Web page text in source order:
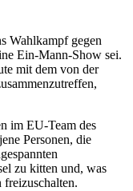
Wahlkampf gegen
Ein-Mann-Show sei.
mit dem von der
im EU-Team des
Personen, die
zu kitten und, was